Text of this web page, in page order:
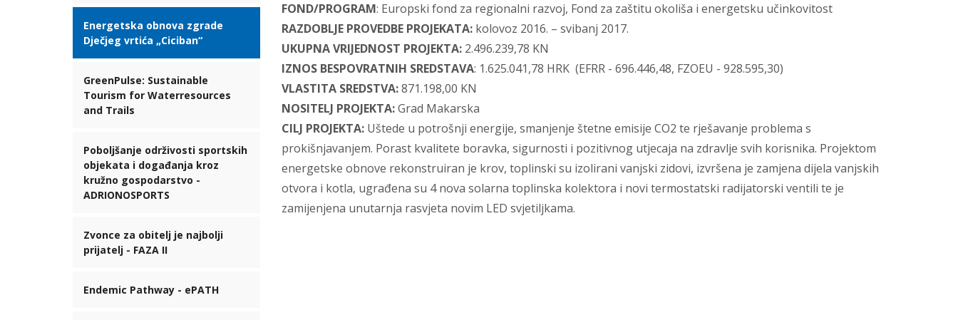
FOND/PROGRAM: Europski fond za regionalni razvoj, Fond za zaštitu okoliša i energetsku učinkovitost
RAZDOBLJE PROVEDBE PROJEKATA:kolovoz 2016. – svibanj 2017.
UKUPNA VRIJEDNOST PROJEKTA:2.496.239,78 KN
IZNOS BESPOVRATNIH SREDSTAVA: 1.625.041,78 HRK (EFRR - 696.446,48, FZOEU - 928.595,30)
VLASTITA SREDSTVA:871.198,00 KN
NOSITELJ PROJEKTA:Grad Makarska
CILJ PROJEKTA:Uštede u potrošnji energije, smanjenje štetne emisije CO2 te rješavanje problema s
prokišnjavanjem. Porast kvalitete boravka, sigurnosti i pozitivnog utjecaja na zdravlje svih korisnika. Projektom
energetske obnove rekonstruiran je krov, toplinski su izolirani vanjski zidovi, izvršena je zamjena dijela vanjskih
otvora i kotla, ugrađena su 4 nova solarna toplinska kolektora i novi termostatski radijatorski ventili te je
zamijenjena unutarnja rasvjeta novim LED svjetiljkama.
Energetska obnova zgrade
Dječjeg vrtića „Ciciban“
GreenPulse: Sustainable
Tourism for Waterresources
and Trails
Poboljšanje održivosti sportskih
objekata i događanja kroz
kružno gospodarstvo -
ADRIONOSPORTS
Zvonce za obitelj je najbolji
prijatelj - FAZA II
Endemic Pathway - ePATH